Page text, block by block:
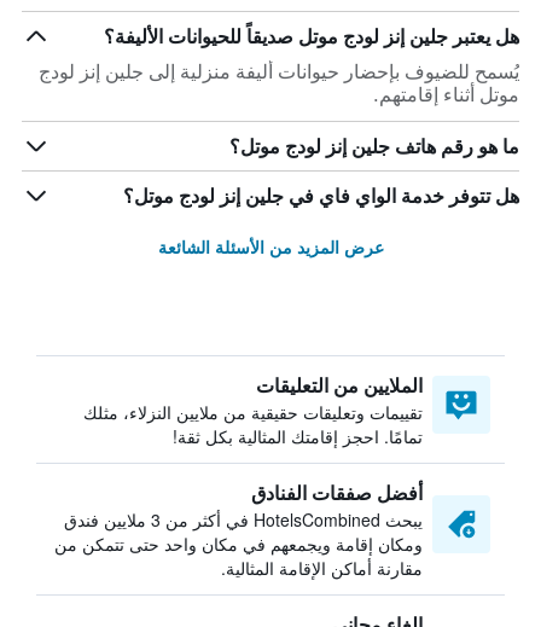
هل يعتبر جلين إنز لودج موتل صديقاً للحيوانات الأليفة؟
يُسمح للضيوف بإحضار حيوانات أليفة منزلية إلى جلين إنز لودج
موتل أثناء إقامتهم.
ما هو رقم هاتف جلين إنز لودج موتل؟
هل تتوفر خدمة الواي فاي في جلين إنز لودج موتل؟
عرض المزيد من الأسئلة الشائعة
الملايين من التعليقات
تقييمات وتعليقات حقيقية من ملايين النزلاء، مثلك
تمامًا. احجز إقامتك المثالية بكل ثقة!
أفضل صفقات الفنادق
يبحث HotelsCombined في أكثر من 3 ملايين فندق
ومكان إقامة ويجمعهم في مكان واحد حتى تتمكن من
مقارنة أماكن الإقامة المثالية.